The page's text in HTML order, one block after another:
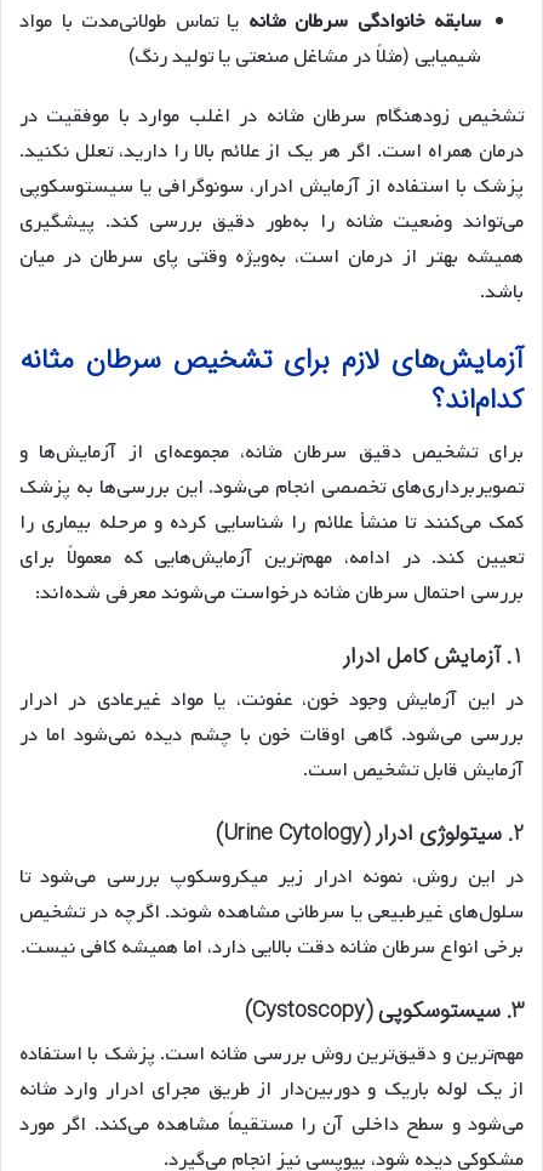
سابقه خانوادگی سرطان مثانه یا تماس طولانی‌مدت با مواد
شیمیایی (مثلاً در مشاغل صنعتی یا تولید رنگ)
تشخیص زودهنگام سرطان مثانه در اغلب موارد با موفقیت در
درمان همراه است. اگر هر یک از علائم بالا را دارید، تعلل نکنید.
پزشک با استفاده از آزمایش ادرار، سونوگرافی یا سیستوسکوپی
می‌تواند وضعیت مثانه را به‌طور دقیق بررسی کند. پیشگیری
همیشه بهتر از درمان است، به‌ویژه وقتی پای سرطان در میان
باشد.
آزمایش‌های لازم برای تشخیص سرطان مثانه
کدام‌اند؟
برای تشخیص دقیق سرطان مثانه، مجموعه‌ای از آزمایش‌ها و
تصویربرداری‌های تخصصی انجام می‌شود. این بررسی‌ها به پزشک
کمک می‌کنند تا منشأ علائم را شناسایی کرده و مرحله بیماری را
تعیین کند. در ادامه، مهم‌ترین آزمایش‌هایی که معمولاً برای
بررسی احتمال سرطان مثانه درخواست می‌شوند معرفی شده‌اند:
1. آزمایش کامل ادرار
در این آزمایش وجود خون، عفونت، یا مواد غیرعادی در ادرار
بررسی می‌شود. گاهی اوقات خون با چشم دیده نمی‌شود اما در
آزمایش قابل تشخیص است.
2. سیتولوژی ادرار (Urine Cytology)
در این روش، نمونه ادرار زیر میکروسکوپ بررسی می‌شود تا
سلول‌های غیرطبیعی یا سرطانی مشاهده شوند. اگرچه در تشخیص
برخی انواع سرطان مثانه دقت بالایی دارد، اما همیشه کافی نیست.
3. سیستوسکوپی (Cystoscopy)
مهم‌ترین و دقیق‌ترین روش بررسی مثانه است. پزشک با استفاده
از یک لوله باریک و دوربین‌دار از طریق مجرای ادرار وارد مثانه
می‌شود و سطح داخلی آن را مستقیماً مشاهده می‌کند. اگر مورد
مشکوکی دیده شود، بیوپسی نیز انجام می‌گیرد.